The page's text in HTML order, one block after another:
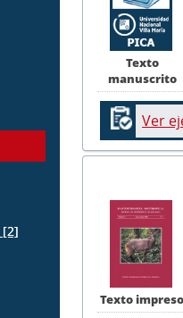
[2]
Texto
manuscrito
Ver
Texto impreso